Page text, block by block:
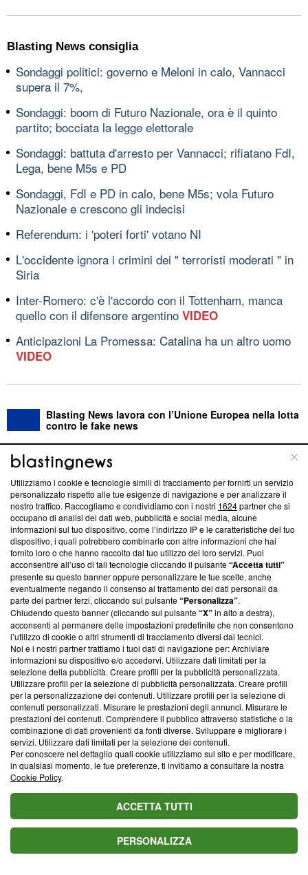
Blasting News consiglia
Sondaggi politici: governo e Meloni in calo, Vannacci
supera il 7%,
Sondaggi: boom di Futuro Nazionale, ora è il quinto
partito; bocciata la legge elettorale
Sondaggi: battuta d'arresto per Vannacci; rifiatano FdI,
Lega, bene M5s e PD
Sondaggi, FdI e PD in calo, bene M5s; vola Futuro
Nazionale e crescono gli indecisi
Referendum: i 'poteri forti' votano NI
L'occidente ignora i crimini dei " terroristi moderati " in
Siria
Inter-Romero: c'è l'accordo con il Tottenham, manca
quello con il difensore argentino VIDEO
Anticipazioni La Promessa: Catalina ha un altro uomo
VIDEO
Blasting News lavora con l’Unione Europea nella lotta
contro le fake news
ABOUT LINEA EDITORIALE
Questa sezione offre informazioni trasparenti su Blasting
News, sui nostri processi editoriali e su come ci impegniamo a
creare news di qualità. Inoltre, afferma la nostra aderenza a
‘Trust Project - News with Integrity’Blasting News non è
ancora membro del programma, ma ha richiesto di farne
parte; Trust Project non ha ancora effettuato una verifica di
conformità agli standard.
Su di noi
Team editoriale
Corporate
Redazione
Informativa Privacy
Cookie Policy
Blasting SA, IDI CHE-247.845.224, Via Carlo Frasca, 3 - 6900
Lugano (Svizzera) Tel:+39 0690258937
© 2026 Blasting News
Utilizziamo i cookie e tecnologie simili di tracciamento per fornirti un servizio
personalizzato rispetto alle tue esigenze di navigazione e per analizzare il
nostro traffico. Raccogliamo e condividiamo con i nostri 1624partner che si
occupano di analisi dei dati web, pubblicità e social media, alcune
informazioni sul tuo dispositivo, come l’indirizzo IP e le caratteristiche del tuo
dispositivo, i quali potrebbero combinarle con altre informazioni che hai
fornito loro o che hanno raccolto dal tuo utilizzo dei loro servizi. Puoi
acconsentire all’uso di tali tecnologie cliccando il pulsante“Accetta tutti”
presente su questo banner oppure personalizzare le tue scelte, anche
eventualmente negando il consenso al trattamento dei dati personali da
parte dei partner terzi, cliccando sul pulsante“Personalizza”.
Chiudendo questo banner (cliccando sul pulsante“X”in alto a destra),
acconsenti al permanere delle impostazioni predefinite che non consentono
l’utilizzo di cookie o altri strumenti di tracciamento diversi dai tecnici.
Noi e i nostri partner trattiamo i tuoi dati di navigazione per: Archiviare
informazioni su dispositivo e/o accedervi. Utilizzare dati limitati per la
selezione della pubblicità. Creare profili per la pubblicità personalizzata.
Utilizzare profili per la selezione di pubblicità personalizzata. Creare profili
per la personalizzazione dei contenuti. Utilizzare profili per la selezione di
contenuti personalizzati. Misurare le prestazioni degli annunci. Misurare le
prestazioni dei contenuti. Comprendere il pubblico attraverso statistiche o la
combinazione di dati provenienti da fonti diverse. Sviluppare e migliorare i
servizi. Utilizzare dati limitati per la selezione dei contenuti.
Per conoscere nel dettaglio quali cookie utilizziamo sul sito e per modificare,
in qualsiasi momento, le tue preferenze, ti invitiamo a consultare la nostra
Cookie Policy.
ACCETTA TUTTI
PERSONALIZZA